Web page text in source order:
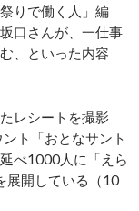
りで働く人」編
口さんが、一仕事
、といった内容
レシートを撮影
ト「おとなサント
べ1000人に「えら
展開している（10